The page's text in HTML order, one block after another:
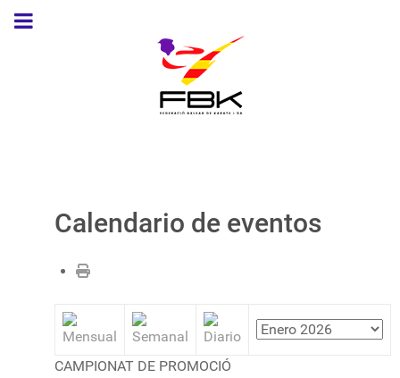
Calendario de eventos
CAMPIONAT DE PROMOCIÓ